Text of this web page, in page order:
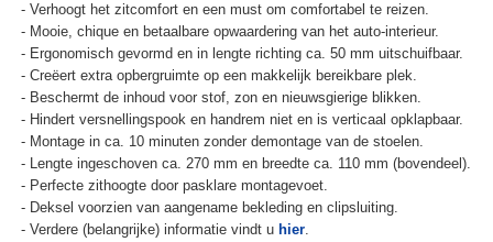
- Verhoogt het zitcomfort en een must om comfortabel te reizen.
- Mooie, chique en betaalbare opwaardering van het auto-interieur.
- Ergonomisch gevormd en in lengte richting ca. 50 mm uitschuifbaar.
- Creëert extra opbergruimte op een makkelijk bereikbare plek.
- Beschermt de inhoud voor stof, zon en nieuwsgierige blikken.
- Hindert versnellingspook en handrem niet en is verticaal opklapbaar.
- Montage in ca. 10 minuten zonder demontage van de stoelen.
- Lengte ingeschoven ca. 270 mm en breedte ca. 110 mm (bovendeel).
- Perfecte zithoogte door pasklare montagevoet.
- Deksel voorzien van aangename bekleding en clipsluiting.
- Verdere (belangrijke) informatie vindt u hier.